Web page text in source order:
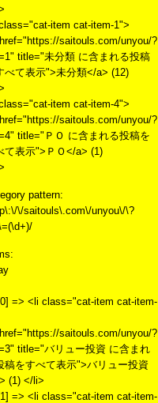
item cat-item-1">
saitouls.com/unyou/?
title="未分類 に含まれる投稿
べて表示">未分類</a> (12)
item cat-item-4">
saitouls.com/unyou/?
title="ＰＯ に含まれる投稿を
て表示">ＰＯ</a> (1)
pattern:
\/saitouls\.com\/unyou\/\?
=> <li class="cat-item cat-item-
saitouls.com/unyou/?
title="バリュー投資 に含まれ
稿をすべて表示">バリュー投資
(1) </li>
=> <li class="cat-item cat-item-